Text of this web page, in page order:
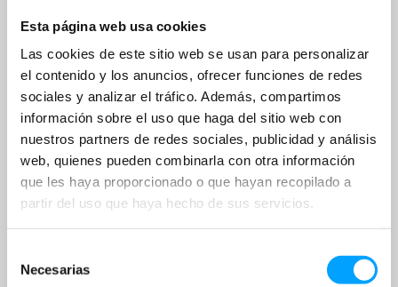
Esta página web usa cookies
Las cookies de este sitio web se usan para personalizar
el contenido y los anuncios, ofrecer funciones de redes
sociales y analizar el tráfico. Además, compartimos
información sobre el uso que haga del sitio web con
nuestros partners de redes sociales, publicidad y análisis
web, quienes pueden combinarla con otra información
que les haya proporcionado o que hayan recopilado a
partir del uso que haya hecho de sus servicios.
Necesarias